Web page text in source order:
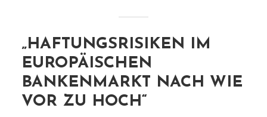
„HAFTUNGSRISIKEN IM
EUROPÄISCHEN
BANKENMARKT NACH WIE
VOR ZU HOCH“